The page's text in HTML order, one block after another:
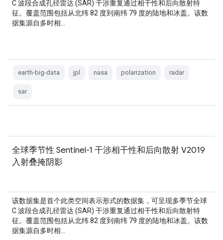
C 波段合成孔径雷达 (SAR) 干涉重复通过相干性和后向散射特
征。覆盖范围包括从北纬 82 度到南纬 79 度的陆地和冰盖。该数
据集源自多时相…
earth-big-data jpl nasa polarization radar
sar
全球季节性 Sentinel-1 干涉相干性和后向散射 V2019
入射叠掩阴影
该数据集是首个此类空间表示形式的数据集，可呈现多季节全球
C 波段合成孔径雷达 (SAR) 干涉重复通过相干性和后向散射特
征。覆盖范围包括从北纬 82 度到南纬 79 度的陆地和冰盖。该数
据集源自多时相…